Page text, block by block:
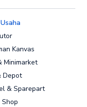
Kanvas
Minimarket
Depot
& Sparepart